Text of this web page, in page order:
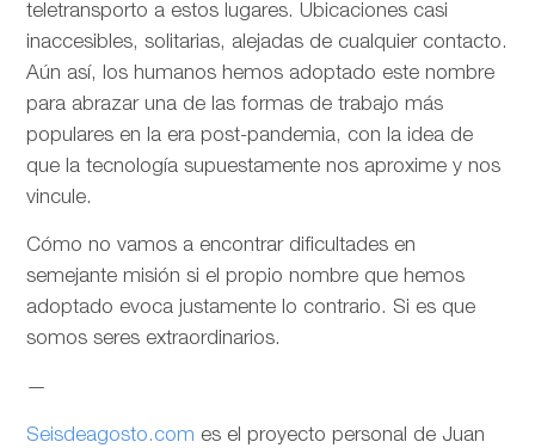
teletransporto a estos lugares. Ubicaciones casi
inaccesibles, solitarias, alejadas de cualquier contacto.
Aún así, los humanos hemos adoptado este nombre
para abrazar una de las formas de trabajo más
populares en la era post-pandemia, con la idea de
que la tecnología supuestamente nos aproxime y nos
vincule.
Cómo no vamos a encontrar dificultades en
semejante misión si el propio nombre que hemos
adoptado evoca justamente lo contrario. Si es que
somos seres extraordinarios.
—
Seisdeagosto.com es el proyecto personal de Juan